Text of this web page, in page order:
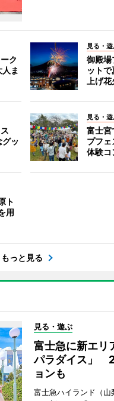
ク
ま
見る・
御殿場
ット
上げ
グッ
見る・
富士宮
プフ
体験コ
ト
用
もっと見る
見る・遊ぶ
富士急に新エリ
パラダイス」
ョンも
富士急ハイランド（山